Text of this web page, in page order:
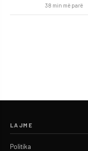
38 min më parë
LAJME
Politika